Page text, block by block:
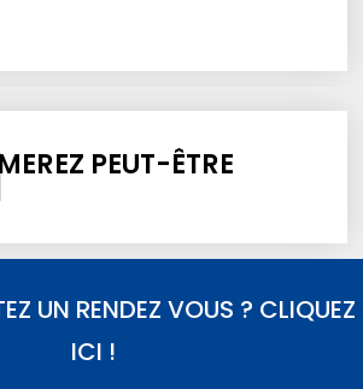
PEUT-ÊTRE
UN RENDEZ VOUS ? CLIQUEZ
ICI !